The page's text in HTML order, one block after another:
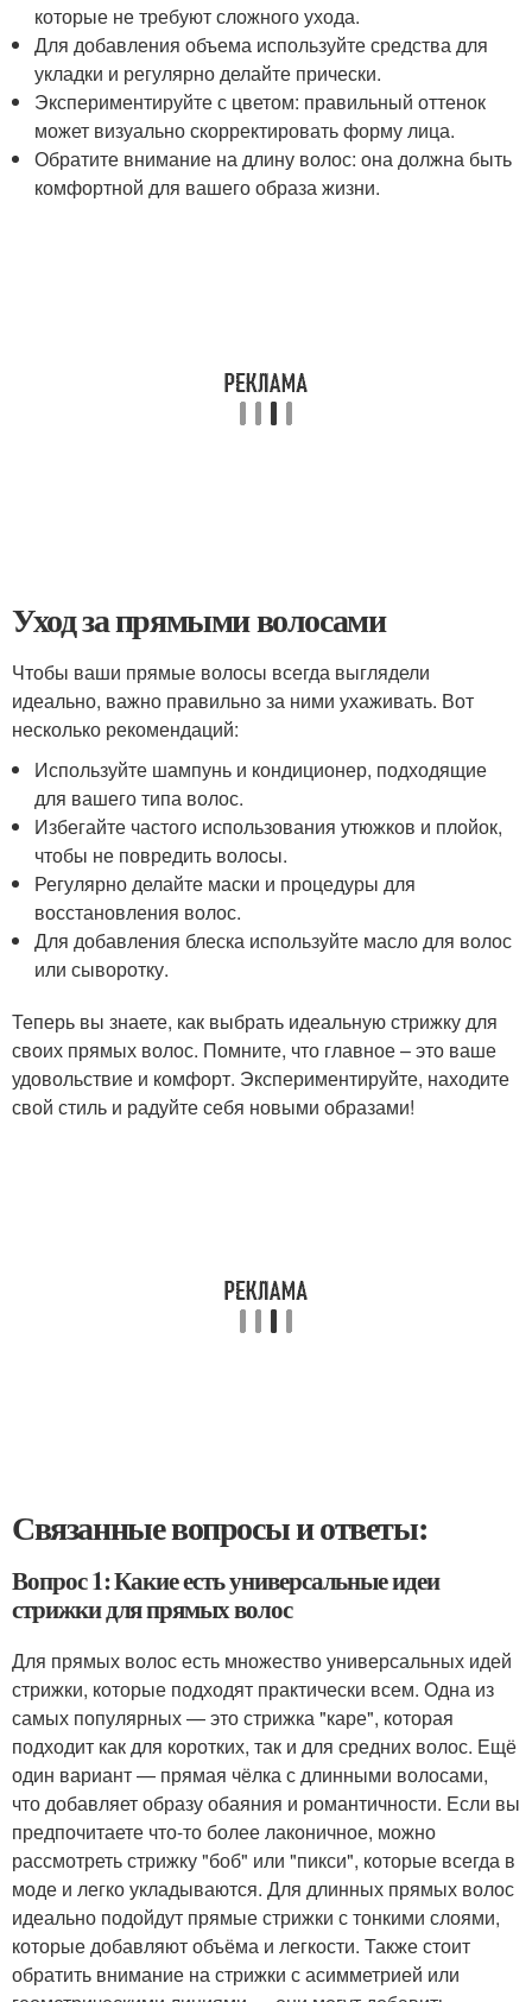
которые не требуют сложного ухода.
Для добавления объема используйте средства для
укладки и регулярно делайте прически.
Экспериментируйте с цветом: правильный оттенок
может визуально скорректировать форму лица.
Обратите внимание на длину волос: она должна быть
комфортной для вашего образа жизни.
Уход за прямыми волосами
Чтобы ваши прямые волосы всегда выглядели
идеально, важно правильно за ними ухаживать. Вот
несколько рекомендаций:
Используйте шампунь и кондиционер, подходящие
для вашего типа волос.
Избегайте частого использования утюжков и плойок,
чтобы не повредить волосы.
Регулярно делайте маски и процедуры для
восстановления волос.
Для добавления блеска используйте масло для волос
или сыворотку.
Теперь вы знаете, как выбрать идеальную стрижку для
своих прямых волос. Помните, что главное – это ваше
удовольствие и комфорт. Экспериментируйте, находите
свой стиль и радуйте себя новыми образами!
Связанные вопросы и ответы:
Вопрос 1: Какие есть универсальные идеи
стрижки для прямых волос
Для прямых волос есть множество универсальных идей
стрижки, которые подходят практически всем. Одна из
самых популярных — это стрижка "каре", которая
подходит как для коротких, так и для средних волос. Ещё
один вариант — прямая чёлка с длинными волосами,
что добавляет образу обаяния и романтичности. Если вы
предпочитаете что-то более лаконичное, можно
рассмотреть стрижку "боб" или "пикси", которые всегда в
моде и легко укладываются. Для длинных прямых волос
идеально подойдут прямые стрижки с тонкими слоями,
которые добавляют объёма и легкости. Также стоит
обратить внимание на стрижки с асимметрией или